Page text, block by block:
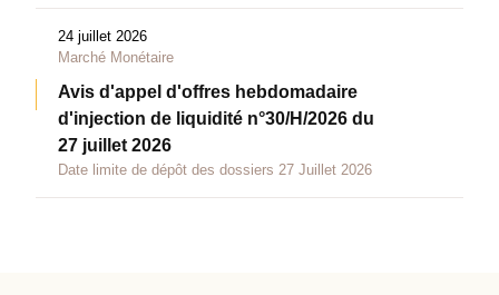
24 juillet 2026
Marché Monétaire
Avis d'appel d'offres hebdomadaire
d'injection de liquidité n°30/H/2026 du
27 juillet 2026
Date limite de dépôt des dossiers 27 Juillet 2026